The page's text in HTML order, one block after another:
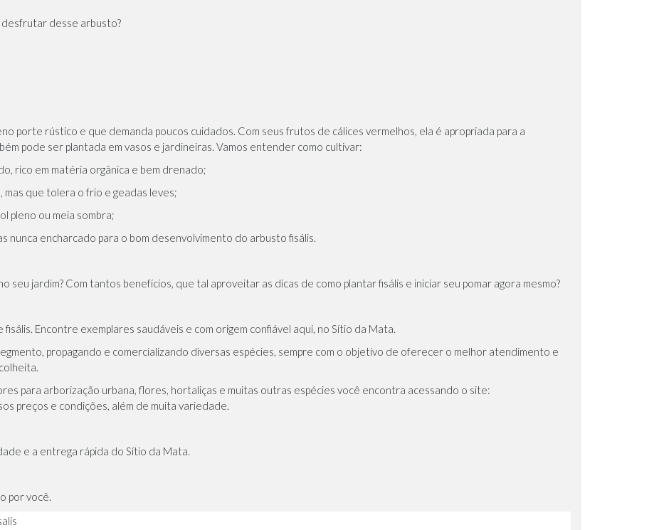
desse arbusto?
porte rústico e que demanda poucos cuidados. Com seus frutos de cálices vermelhos, ela é apropriada para a
pode ser plantada em vasos e jardineiras. Vamos entender como cultivar:
rico em matéria orgânica e bem drenado;
mas que tolera o frio e geadas leves;
pleno ou meia sombra;
nunca encharcado para o bom desenvolvimento do arbusto fisális.
seu jardim? Com tantos benefícios, que tal aproveitar as dicas de como plantar fisális e iniciar seu pomar agora mesmo?
Encontre exemplares saudáveis e com origem confiável aqui, no Sítio da Mata.
propagando e comercializando diversas espécies, sempre com o objetivo de oferecer o melhor atendimento e
para arborização urbana, flores, hortaliças e muitas outras espécies você encontra acessando o site:
preços e condições, além de muita variedade.
e a entrega rápida do Sítio da Mata.
por você.